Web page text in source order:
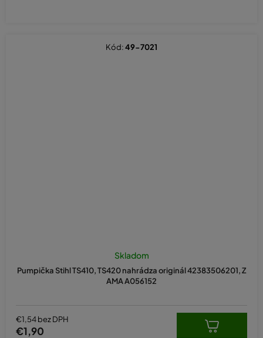
Pumpička Stihl TS410, TS420 nahrádza originál 42383506201, Z
AMA A056152
Skladom
€1,54 bez DPH
€1,90
Kód:49-7021